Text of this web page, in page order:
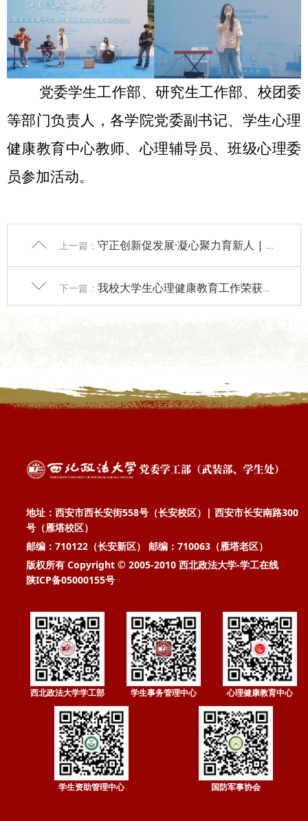
党委学生工作部、研究生工作部、校团委
等部门负责人，各学院党委副书记、学生心理
健康教育中心教师、心理辅导员、班级心理委
员参加活动。
上一篇： 守正创新促发展·凝心聚力育新人 | 我校召开2025年辅导员座谈会
下一篇： 我校大学生心理健康教育工作荣获陕西省多项荣誉表彰
地址：西安市西长安街558号（长安校区）| 西安市长安南路300
号（雁塔校区）
邮编：710122（长安新区） 邮编：710063（雁塔老区）
版权所有 Copyright © 2005-2010 西北政法大学-学工在线
陕ICP备05000155号
西北政法大学学工部 学生事务管理中心 心理健康教育中心
学生资助管理中心 国防军事协会